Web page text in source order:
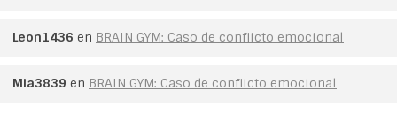
Leon1436 en BRAIN GYM: Caso de conflicto emocional
Mia3839 en BRAIN GYM: Caso de conflicto emocional